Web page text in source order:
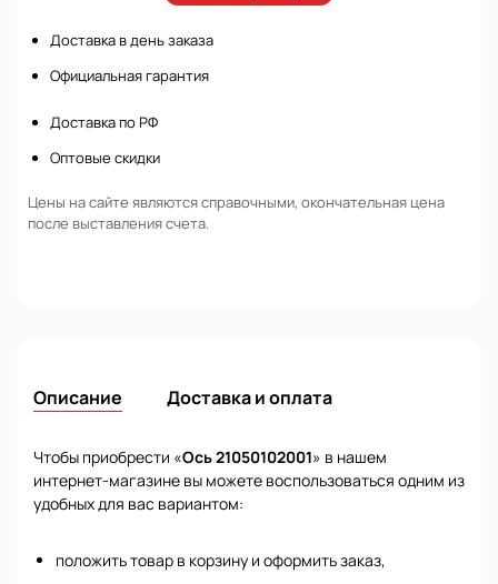
Доставка в день заказа
Официальная гарантия
Доставка по РФ
Оптовые скидки
Цены на сайте являются справочными, окончательная цена
после выставления счета.
Описание Доставка и оплата
Чтобы приобрести «Ось 21050102001» в нашем
интернет-магазине вы можете воспользоваться одним из
удобных для вас вариантом:
положить товар в корзину и оформить заказ,